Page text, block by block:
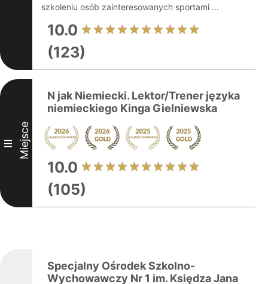
szkoleniu osób zainteresowanych sportami ...
10.0
(123)
III Miejsce
N jak Niemiecki. Lektor/Trener języka
niemieckiego Kinga Gielniewska
10.0
(105)
Specjalny Ośrodek Szkolno-
Wychowawczy Nr 1 im. Księdza Jana